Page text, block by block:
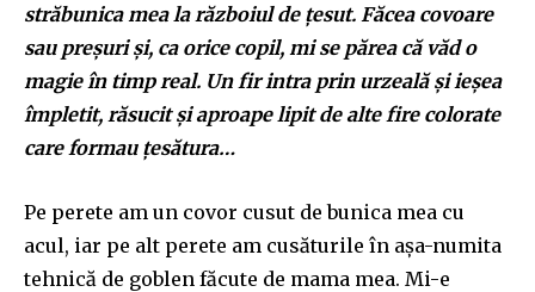
străbunica mea la războiul de țesut. Făcea covoare
sau preșuri și, ca orice copil, mi se părea că văd o
magie în timp real. Un fir intra prin urzeală și ieșea
împletit, răsucit și aproape lipit de alte fire colorate
care formau țesătura…
Pe perete am un covor cusut de bunica mea cu
acul, iar pe alt perete am cusăturile în așa-numita
tehnică de goblen făcute de mama mea. Mi-e